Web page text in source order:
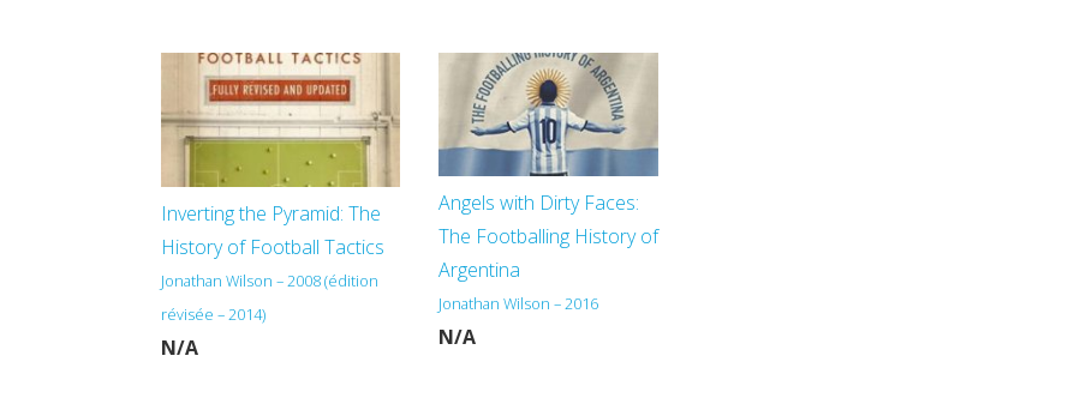
Inverting the Pyramid: The
History of Football Tactics
Jonathan Wilson – 2008 (édition
révisée – 2014)
N/A
Angels with Dirty Faces:
The Footballing History of
Argentina
Jonathan Wilson – 2016
N/A